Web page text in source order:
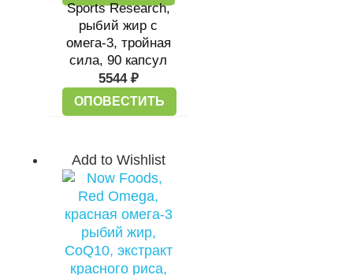
Sports Research,
рыбий жир с
омега-3, тройная
сила, 90 капсул
5544 ₽
ОПОВЕСТИТЬ
Add to Wishlist